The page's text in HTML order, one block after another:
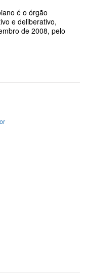
é o órgão
e deliberativo,
de 2008, pelo